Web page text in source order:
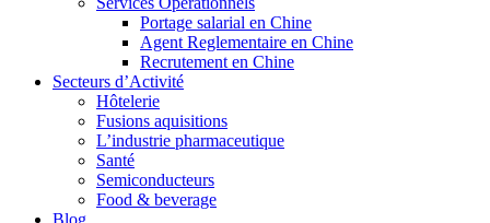
Portage salarial en Chine
Agent Reglementaire en Chine
Recrutement en Chine
Secteurs d’Activité
Hôtelerie
Fusions aquisitions
L’industrie pharmaceutique
Santé
Semiconducteurs
Food & beverage
Blog